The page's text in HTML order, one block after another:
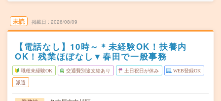
未読 掲載日 2026/08/09
【電話なし】10時～＊未経験OK！扶養内
OK！残業ほぼなし▼春田で一般事務
職種未経験OK 交通費別途支給あり 土日祝日が休み WEB登録OK
派遣